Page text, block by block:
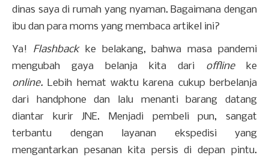
dinas saya di rumah yang nyaman. Bagaimana dengan
ibu dan para moms yang membaca artikel ini?
Ya! Flashback ke belakang, bahwa masa pandemi
mengubah gaya belanja kita dari offline ke
online. Lebih hemat waktu karena cukup berbelanja
dari handphone dan lalu menanti barang datang
diantar kurir JNE. Menjadi pembeli pun, sangat
terbantu dengan layanan ekspedisi yang
mengantarkan pesanan kita persis di depan pintu.